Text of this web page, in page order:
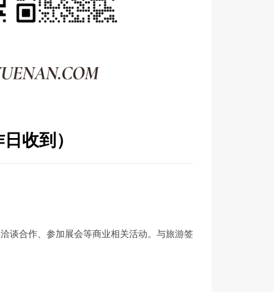
收到）
谈合作、参加展会等商业相关活动。与旅游签